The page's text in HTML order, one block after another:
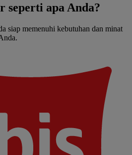
seperti apa Anda?
siap memenuhi kebutuhan dan minat